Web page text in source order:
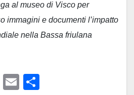
al museo di Visco per
immagini e documenti l’impatto
nella Bassa friulana
Li
E